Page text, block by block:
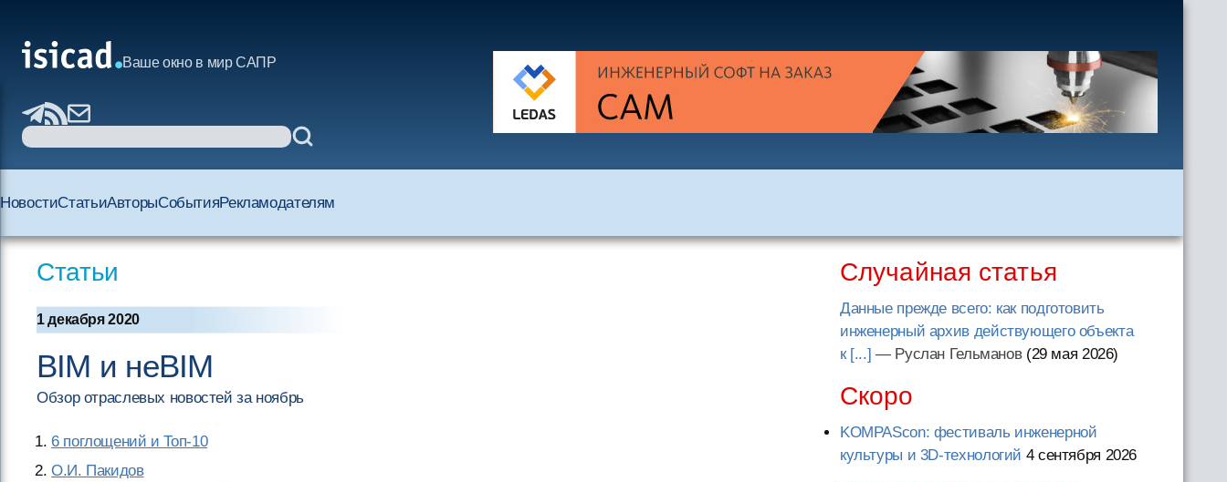
Ваше окно в мир САПР
НовостиСтатьиАвторыСобытияРекламодателям
Статьи
1 декабря 2020
BIM и неBIM
Обзор отраслевых новостей за ноябрь
6 поглощений и Toп-10
О.И. Пакидов
Случайная статья
Данные прежде всего: как подготовить
инженерный архив действующего объекта
к [...] — Руслан Гельманов (29 мая 2026)
Скоро
KOMPAScon: фестиваль инженерной
культуры и 3D-технологий 4 сентября 2026